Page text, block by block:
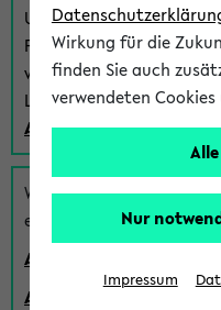
Um sich einen
Funktionen des eKVVs
verwenden Sie diesen
Login:
Anmeldung zum eKVV
Wenn Sie (noch) kein
eKVV auch über einen
Anmeldung über einen
Anlegen eines neuen
Wirkung für die
finden Sie auch
verwendeten
Nur
Impressum